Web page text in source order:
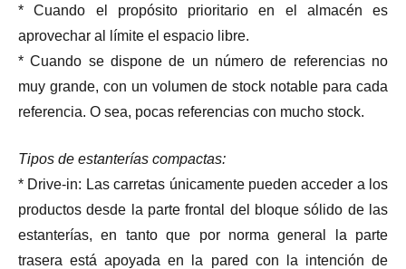
* Cuando el propósito prioritario en el almacén es
aprovechar al límite el espacio libre.
* Cuando se dispone de un número de referencias no
muy grande, con un volumen de stock notable para cada
referencia. O sea, pocas referencias con mucho stock.
Tipos de estanterías compactas:
* Drive-in: Las carretas únicamente pueden acceder a los
productos desde la parte frontal del bloque sólido de las
estanterías, en tanto que por norma general la parte
trasera está apoyada en la pared con la intención de